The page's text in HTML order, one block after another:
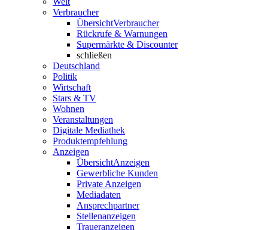
Verbraucher
ÜbersichtVerbraucher
Rückrufe & Warnungen
Supermärkte & Discounter
schließen
Deutschland
Politik
Wirtschaft
Stars & TV
Wohnen
Veranstaltungen
Digitale Mediathek
Produktempfehlung
Anzeigen
ÜbersichtAnzeigen
Gewerbliche Kunden
Private Anzeigen
Mediadaten
Ansprechpartner
Stellenanzeigen
Traueranzeigen